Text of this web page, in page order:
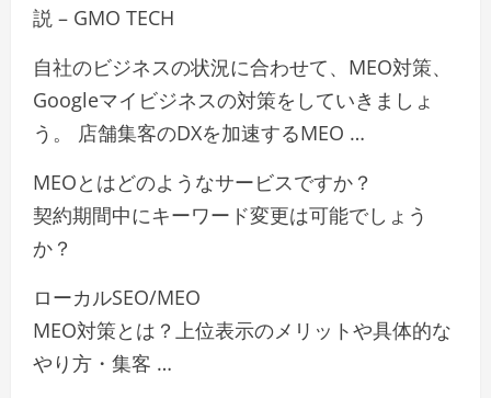
説 – GMO TECH
自社のビジネスの状況に合わせて、MEO対策、
Googleマイビジネスの対策をしていきましょ
う。 店舗集客のDXを加速するMEO …
MEOとはどのようなサービスですか？
契約期間中にキーワード変更は可能でしょう
か？
ローカルSEO/MEO
MEO対策とは？上位表示のメリットや具体的な
やり方・集客 …